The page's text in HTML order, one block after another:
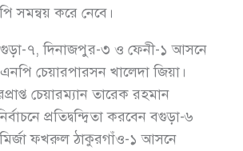
সমন্বয় করে নেবে।
৭, দিনাজপুর-৩ ও ফেনী-১ আসনে
চেয়ারপারসন খালেদা জিয়া।
চেয়ারম্যান তারেক রহমান
প্রতিদ্বন্দ্বিতা করবেন বগুড়া-৬
ফখরুল ঠাকুরগাঁও-১ আসনে